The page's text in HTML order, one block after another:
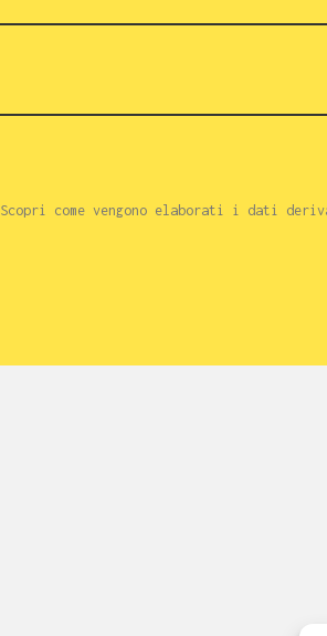
Scopri come vengono elaborati i dati